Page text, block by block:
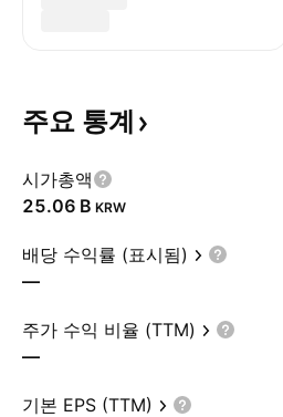
주요 통계
시가총액
‪25.06 B‬ KRW
배당 수익률 (표시됨)
—
주가 수익 비율 (TTM)
—
기본 EPS (TTM)